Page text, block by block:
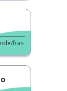
frasi